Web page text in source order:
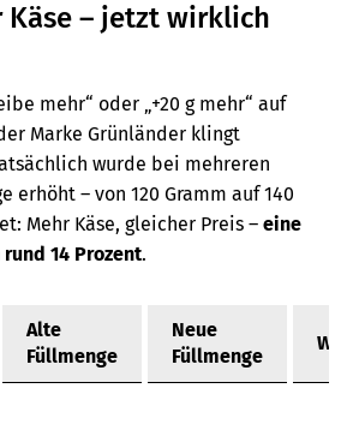
Käse – jetzt wirklich
mehr“ oder „+20 g mehr“ auf
Marke Grünländer klingt
wurde bei mehreren
erhöht – von 120 Gramm auf 140
Mehr Käse, gleicher Preis – eine
14 Prozent.
Alte
Füllmenge
Neue
Füllmenge